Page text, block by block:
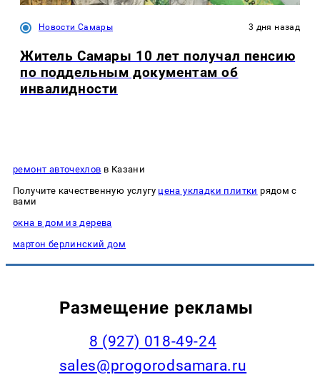
Новости Самары 3 дня назад
Житель Самары 10 лет получал пенсию
по поддельным документам об
инвалидности
ремонт авточехлов в Казани
Получите качественную услугу цена укладки плитки рядом с
вами
окна в дом из дерева
мартон берлинский дом
Размещение рекламы
8 (927) 018-49-24
sales@progorodsamara.ru